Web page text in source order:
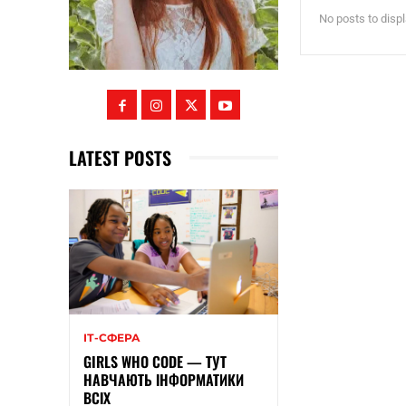
LATEST POSTS
ІТ-СФЕРА
GIRLS WHO CODE — ТУТ
НАВЧАЮТЬ ІНФОРМАТИКИ
ВСІХ
No posts to